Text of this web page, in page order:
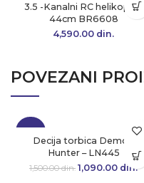
3.5 -Kanalni RC helikopter
44cm BR6608
4,590.00 din.
POVEZANI
-27%
Decija torbica Demon
Hunter – LN445
1,500.00din.
Originalna
1,090.00 din.